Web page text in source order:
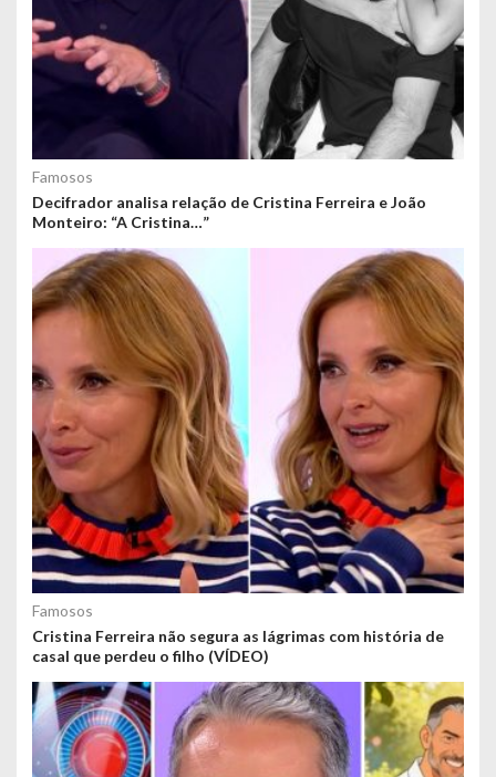
Famosos
Decifrador analisa relação de Cristina Ferreira e João
Monteiro: “A Cristina…”
Famosos
Cristina Ferreira não segura as lágrimas com história de
casal que perdeu o filho (VÍDEO)